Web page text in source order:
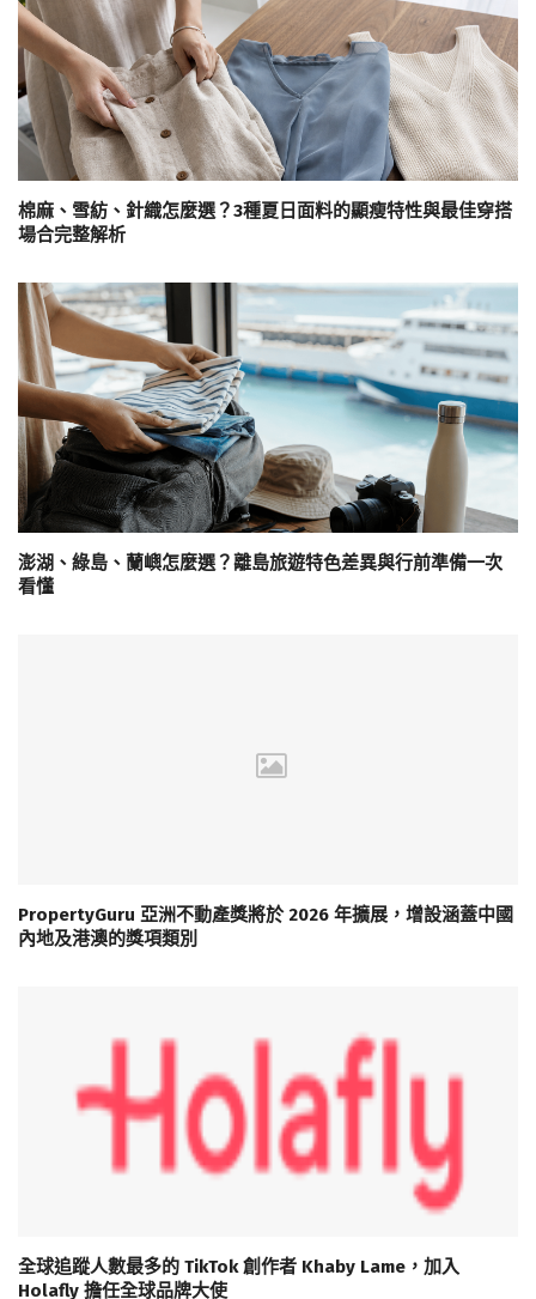
棉麻、雪紡、針織怎麼選？3種夏日面料的顯瘦特性與最佳穿搭
場合完整解析
澎湖、綠島、蘭嶼怎麼選？離島旅遊特色差異與行前準備一次
看懂
PropertyGuru 亞洲不動產獎將於 2026 年擴展，增設涵蓋中國
內地及港澳的獎項類別
全球追蹤人數最多的 TikTok 創作者 Khaby Lame，加入
Holafly 擔任全球品牌大使